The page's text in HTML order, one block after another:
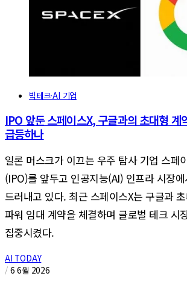
빅테크·AI 기업
IPO 앞둔 스페이스X, 구글과의 초대형 계
급등하나
일론 머스크가 이끄는 우주 탐사 기업 스페
(IPO)를 앞두고 인공지능(AI) 인프라 시장
드러내고 있다. 최근 스페이스X는 구글과
파워 임대 계약을 체결하며 글로벌 테크 시
집중시켰다.
AI TODAY
/ 6 6월 2026